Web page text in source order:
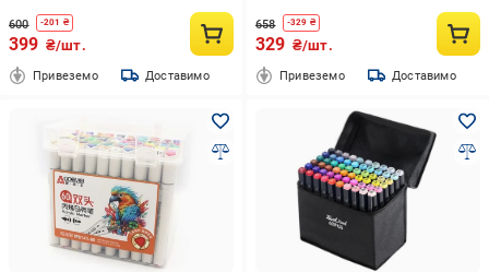
600 -201 ₴
399 ₴/шт.
Привеземо Доставимо
658 -329 ₴
329 ₴/шт.
Привеземо Доставимо